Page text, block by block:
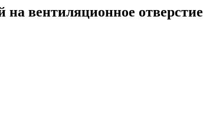
вентиляционное отверстие